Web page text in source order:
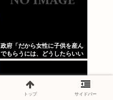
政府「だから女性に子供を産ん
でもらうには、どうしたらいい
のよ;;」
トップ サイドバー